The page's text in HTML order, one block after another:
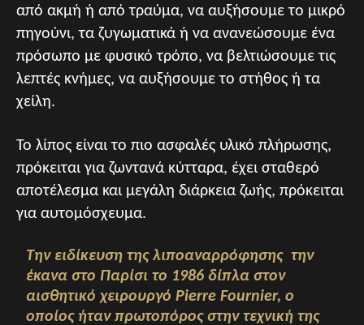
από ακμή ή από τραύμα, να αυξήσουμε το μικρό
πηγούνι, τα ζυγωματικά ή να ανανεώσουμε ένα
πρόσωπο με φυσικό τρόπο, να βελτιώσουμε τις
λεπτές κνήμες, να αυξήσουμε το στήθος ή τα
χείλη.
Το λίπος είναι το πιο ασφαλές υλικό πλήρωσης,
πρόκειται για ζωντανά κύτταρα, έχει σταθερό
αποτέλεσμα και μεγάλη διάρκεια ζωής, πρόκειται
για αυτομόσχευμα.
Την ειδίκευση της λιποαναρρόφησης την
έκανα στο Παρίσι το 1986 δίπλα στον
αισθητικό χειρουργό Pierre Fournier, ο
οποίος ήταν πρωτοπόρος στην τεχνική της